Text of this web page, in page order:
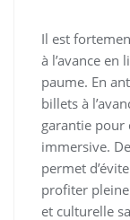
Il est
à l’avance en
paume. En
billets à
garantie pour
immersive.
permet
profiter
et culturelle